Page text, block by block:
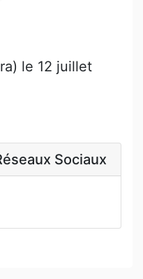
le 12 juillet
Sociaux